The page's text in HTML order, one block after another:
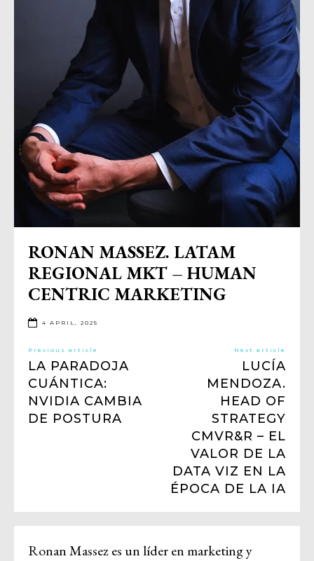
Ronan Massez es un líder en marketing y
RONAN MASSEZ. LATAM
REGIONAL MKT – HUMAN
CENTRIC MARKETING
4 APRIL, 2025
Previous article
LA PARADOJA
CUÁNTICA:
NVIDIA CAMBIA
DE POSTURA
Next article
LUCÍA
MENDOZA.
HEAD OF
STRATEGY
CMVR&R – EL
VALOR DE LA
DATA VIZ EN LA
ÉPOCA DE LA IA